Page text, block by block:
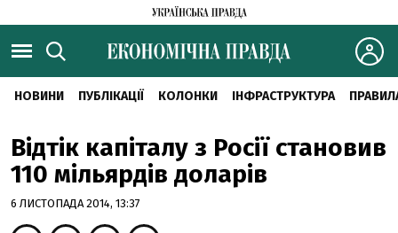
НОВИНИ ПУБЛІКАЦІЇ КОЛОНКИ ІНФРАСТРУКТУРА
Відтік капіталу з Росії становив
110 мільярдів доларів
6 ЛИСТОПАДА 2014, 13:37